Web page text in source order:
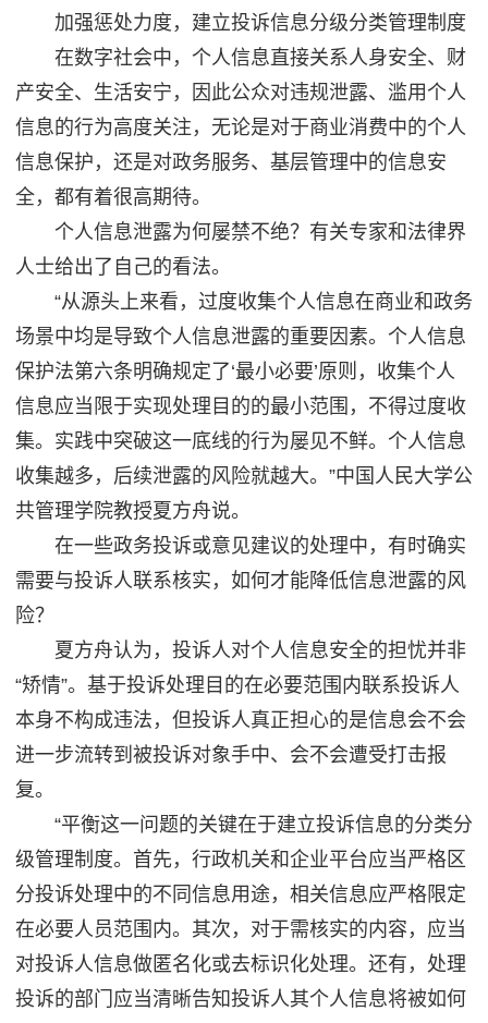
加强惩处力度，建立投诉信息分级分类管理制度
在数字社会中，个人信息直接关系人身安全、财
产安全、生活安宁，因此公众对违规泄露、滥用个人
信息的行为高度关注，无论是对于商业消费中的个人
信息保护，还是对政务服务、基层管理中的信息安
全，都有着很高期待。
个人信息泄露为何屡禁不绝？有关专家和法律界
人士给出了自己的看法。
“从源头上来看，过度收集个人信息在商业和政务
场景中均是导致个人信息泄露的重要因素。个人信息
保护法第六条明确规定了‘最小必要’原则，收集个人
信息应当限于实现处理目的的最小范围，不得过度收
集。实践中突破这一底线的行为屡见不鲜。个人信息
收集越多，后续泄露的风险就越大。”中国人民大学公
共管理学院教授夏方舟说。
在一些政务投诉或意见建议的处理中，有时确实
需要与投诉人联系核实，如何才能降低信息泄露的风
险？
夏方舟认为，投诉人对个人信息安全的担忧并非
“矫情”。基于投诉处理目的在必要范围内联系投诉人
本身不构成违法，但投诉人真正担心的是信息会不会
进一步流转到被投诉对象手中、会不会遭受打击报
复。
“平衡这一问题的关键在于建立投诉信息的分类分
级管理制度。首先，行政机关和企业平台应当严格区
分投诉处理中的不同信息用途，相关信息应严格限定
在必要人员范围内。其次，对于需核实的内容，应当
对投诉人信息做匿名化或去标识化处理。还有，处理
投诉的部门应当清晰告知投诉人其个人信息将被如何